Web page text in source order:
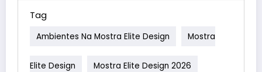
Tag
Ambientes Na Mostra Elite Design Mostra
Elite Design Mostra Elite Design 2026